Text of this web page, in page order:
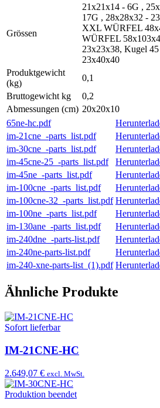
Grössen
21x21x14 - 6G ,
17G , 28x28x32 -
XXL WÜRFEL
WÜRFEL
23x23x38, Kugel
23x40x40
Produktgewicht
(kg)
0,1
Bruttogewicht kg
0,2
Abmessungen (cm) 20x20x10
65ne-hc.pdf
im-21cne_-parts_list.pdf
im-30cne_-parts_list.pdf
im-45cne-25_-parts_list.pdf
im-45ne_-parts_list.pdf
im-100cne_-parts_list.pdf
im-100cne-32_-parts_list.pdf
im-100ne_-parts_list.pdf
im-130ane_-parts_list.pdf
im-240dne_-parts-list.pdf
im-240ne-parts-list.pdf
im-240-xne-parts-list_(1).pdf
Ähnliche Produkte
Sofort lieferbar
IM-21CNE-HC
2.649,07 € excl. MwSt.
Produktion beendet